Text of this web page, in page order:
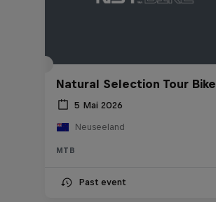
Natural Selection Tour Bike
5 Mai 2026
Neuseeland
MTB
Past event